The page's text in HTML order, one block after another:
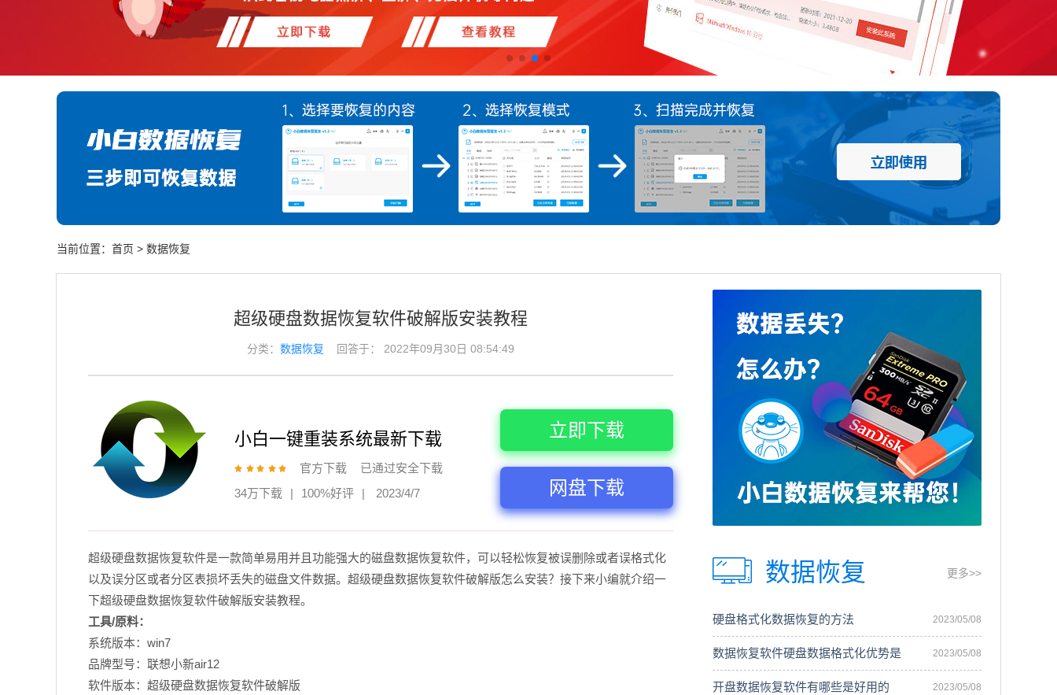
当前位置： 首页 > 数据恢复
超级硬盘数据恢复软件破解版安装教程
分类：数据恢复 回答于： 2022年09月30日 08:54:49
小白一键重装系统最新下载
官方下载
已通过安全下载
34万下载
| 100%好评 | 2023/4/7
立即下载
网盘下载
超级硬盘数据恢复软件是一款简单易用并且功能强大的磁盘数据恢复软件，可以轻松恢复被误删除或者误格式化
以及误分区或者分区表损坏丢失的磁盘文件数据。超级硬盘数据恢复软件破解版怎么安装？接下来小编就介绍一
下超级硬盘数据恢复软件破解版安装教程。
工具/原料：
系统版本：win7
品牌型号：联想小新air12
软件版本：超级硬盘数据恢复软件破解版
数据恢复 更多>>
硬盘格式化数据恢复的方法 2023/05/08
数据恢复软件硬盘数据格式化优势是 2023/05/08
开盘数据恢复软件有哪些是好用的 2023/05/08